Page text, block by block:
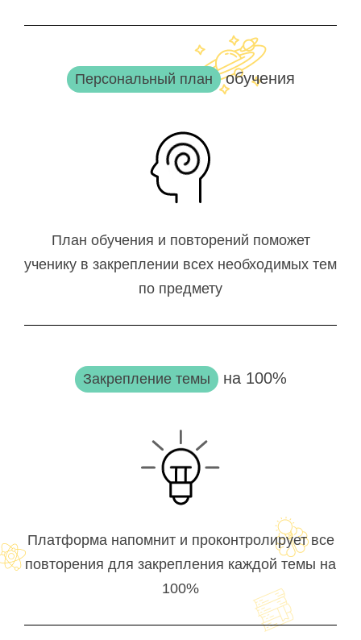
Персональный план обучения
План обучения и повторений поможет
ученику в закреплении всех необходимых тем
по предмету
Закрепление темы на 100%
Платформа напомнит и проконтролирует все
повторения для закрепления каждой темы на
100%